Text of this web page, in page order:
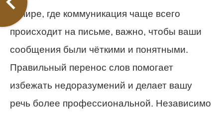
В мире, где коммуникация чаще всего
происходит на письме, важно, чтобы ваши
сообщения были чёткими и понятными.
Правильный перенос слов помогает
избежать недоразумений и делает вашу
речь более профессиональной. Независимо